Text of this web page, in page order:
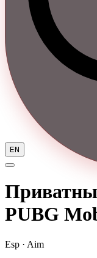
EN
PUBG
Esp · Aim